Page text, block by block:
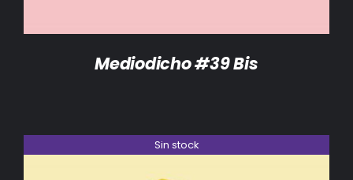
Mediodicho #39 Bis
Sin stock